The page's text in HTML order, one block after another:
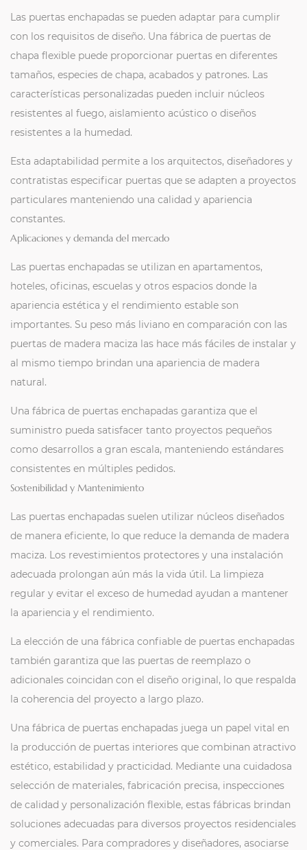
Las puertas enchapadas se pueden adaptar para cumplir
con los requisitos de diseño. Una fábrica de puertas de
chapa flexible puede proporcionar puertas en diferentes
tamaños, especies de chapa, acabados y patrones. Las
características personalizadas pueden incluir núcleos
resistentes al fuego, aislamiento acústico o diseños
resistentes a la humedad.
Esta adaptabilidad permite a los arquitectos, diseñadores y
contratistas especificar puertas que se adapten a proyectos
particulares manteniendo una calidad y apariencia
constantes.
Aplicaciones y demanda del mercado
Las puertas enchapadas se utilizan en apartamentos,
hoteles, oficinas, escuelas y otros espacios donde la
apariencia estética y el rendimiento estable son
importantes. Su peso más liviano en comparación con las
puertas de madera maciza las hace más fáciles de instalar y
al mismo tiempo brindan una apariencia de madera
natural.
Una fábrica de puertas enchapadas garantiza que el
suministro pueda satisfacer tanto proyectos pequeños
como desarrollos a gran escala, manteniendo estándares
consistentes en múltiples pedidos.
Sostenibilidad y Mantenimiento
Las puertas enchapadas suelen utilizar núcleos diseñados
de manera eficiente, lo que reduce la demanda de madera
maciza. Los revestimientos protectores y una instalación
adecuada prolongan aún más la vida útil. La limpieza
regular y evitar el exceso de humedad ayudan a mantener
la apariencia y el rendimiento.
La elección de una fábrica confiable de puertas enchapadas
también garantiza que las puertas de reemplazo o
adicionales coincidan con el diseño original, lo que respalda
la coherencia del proyecto a largo plazo.
Una fábrica de puertas enchapadas juega un papel vital en
la producción de puertas interiores que combinan atractivo
estético, estabilidad y practicidad. Mediante una cuidadosa
selección de materiales, fabricación precisa, inspecciones
de calidad y personalización flexible, estas fábricas brindan
soluciones adecuadas para diversos proyectos residenciales
y comerciales. Para compradores y diseñadores, asociarse